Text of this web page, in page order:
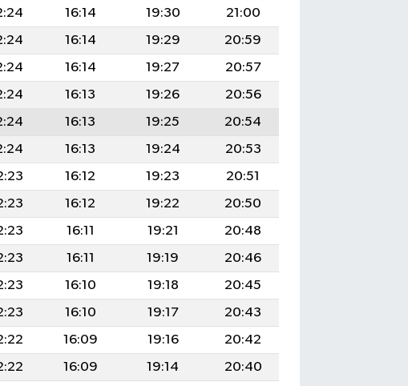
16:14 19:30
21:00
16:14 19:29
20:59
16:14 19:27
20:57
16:13 19:26
20:56
16:13 19:25
20:54
16:13 19:24
20:53
16:12 19:23
20:51
16:12 19:22
20:50
16:11 19:21
20:48
16:11 19:19
20:46
16:10 19:18
20:45
16:10 19:17
20:43
16:09 19:16
20:42
16:09 19:14
20:40